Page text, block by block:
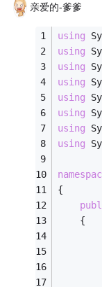
亲爱的-爹爹
using
using
using
using
using
using
using
using
{
    {